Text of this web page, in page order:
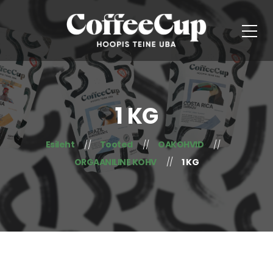
1 KG
Esileht Tooted
OAKOHVID
ORGAANILINE KOHV
1 KG